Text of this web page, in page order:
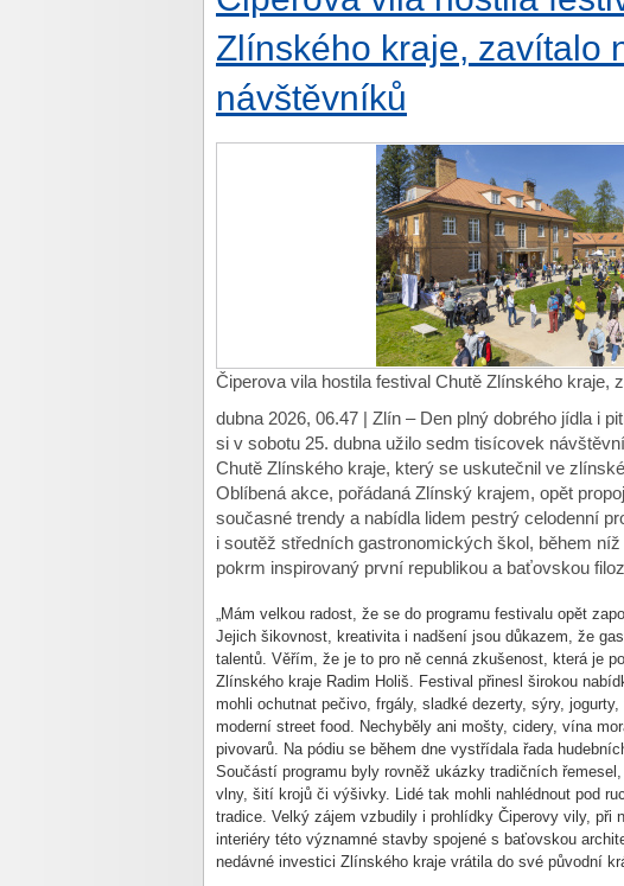
Zlínského kraje, zavítalo
návštěvníků
Čiperova vila hostila festival Chutě Zlínského kraje,
dubna 2026, 06.47 | Zlín – Den plný dobrého jídla i
si v sobotu 25. dubna užilo sedm tisícovek
Chutě Zlínského kraje, který se uskutečnil ve
Oblíbená akce, pořádaná Zlínský krajem, opět
současné trendy a nabídla lidem pestrý celodenní
i soutěž středních gastronomických škol, během
pokrm inspirovaný první republikou a baťovskou
„Mám velkou radost, že se do programu festivalu opět
Jejich šikovnost, kreativita i nadšení jsou důkazem, že
talentů. Věřím, že je to pro ně cenná zkušenost, která je
Zlínského kraje Radim Holiš. Festival přinesl širokou
mohli ochutnat pečivo, frgály, sladké dezerty, sýry,
moderní street food. Nechyběly ani mošty, cidery, vína
pivovarů. Na pódiu se během dne vystřídala řada
Součástí programu byly rovněž ukázky tradičních
vlny, šití krojů či výšivky. Lidé tak mohli nahlédnout pod
tradice. Velký zájem vzbudily i prohlídky Čiperovy vily, při
interiéry této významné stavby spojené s baťovskou
nedávné investici Zlínského kraje vrátila do své původní